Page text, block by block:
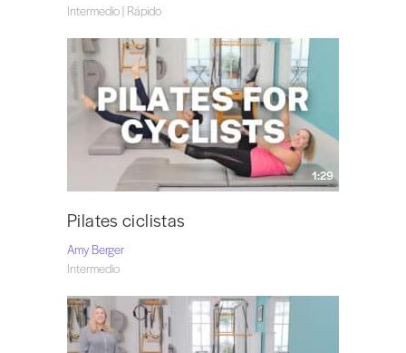
Intermedio | Rápido
1:29
Pilates ciclistas
Amy Berger
Intermedio